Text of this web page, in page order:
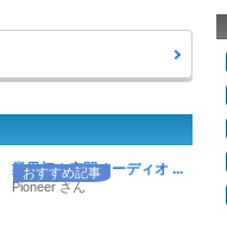
おすすめ記事
業界初！空間オーディオ ...
Pioneer さん